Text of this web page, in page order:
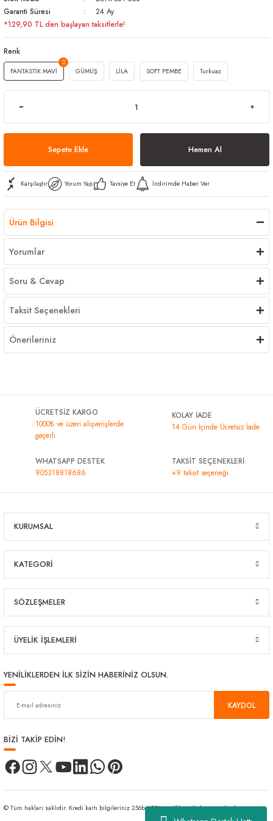
Bezler
Garanti Süresi
24 Ay
*129,90 TL den başlayan taksitlerle!
Renk
FANTASTİK MAVİ GÜMÜŞ LİLA SOFT PEMBE Turkuaz
Sepete Ekle Hemen Al
Karşılaştır Yorum Yap Tavsiye Et İndirimde Haber Ver
Ürün Bilgisi
Yorumlar
Soru & Cevap
Taksit Seçenekleri
Önerileriniz
ÜCRETSİZ KARGO
1000₺ ve üzeri alışverişlerde
geçerli
KOLAY İADE
14 Gün İçinde Ücretsiz İade
WHATSAPP DESTEK
905318818686
TAKSİT SEÇENEKLERİ
+9 taksit seçeneği
KURUMSAL
KATEGORİ
SÖZLEŞMELER
ÜYELİK İŞLEMLERİ
YENİLİKLERDEN İLK SİZİN HABERİNİZ OLSUN.
KAYDOL
BİZİ TAKİP EDİN!
© Tüm hakları saklıdır. Kredi kartı bilgileriniz 256bit SSL sertifikası ile korunmaktadır.